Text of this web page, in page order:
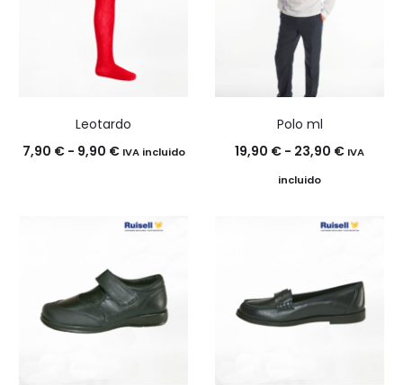
Leotardo
7,90 € - 9,90 €Rango
desde
hasta
9,90 €
IVA incluido
Polo ml
19,90 € - 23,90 €Rango
desde
hasta
23,90 €
IVA
incluido